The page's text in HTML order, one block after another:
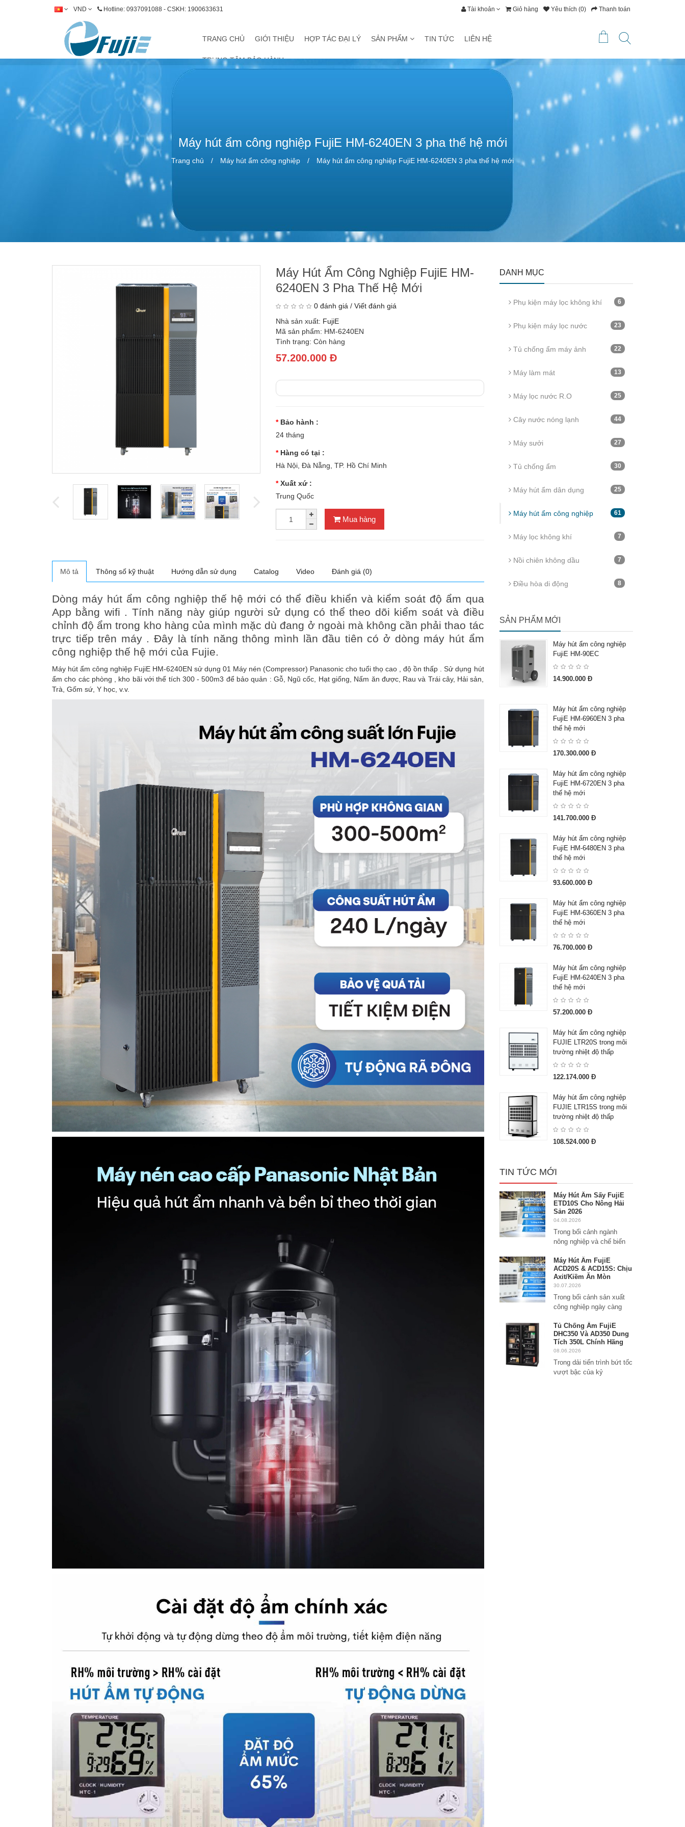
VND Hotline: 0937091088 - CSKH: 1900633631 Tài khoản Giỏ hàng Yêu thích (0) Thanh toán
TRANG CHỦ GIỚI THIỆU HỢP TÁC ĐẠI LÝ SẢN PHẨM TIN TỨC LIÊN HỆ
TRUNG TÂM BẢO HÀNH
Máy hút ẩm công nghiệp FujiE HM-6240EN 3 pha thế hệ mới
Trang chủ Máy hút ẩm công nghiệp Máy hút ẩm công nghiệp FujiE HM-6240EN 3 pha thế hệ mới
Máy Hút Ẩm Công Nghiệp FujiE HM-
6240EN 3 Pha Thế Hệ Mới
0 đánh giá / Viết đánh giá
Nhà sản xuất: FujiE
Mã sản phẩm: HM-6240EN
Tình trạng: Còn hàng
57.200.000 Đ
Bảo hành :
24 tháng
Hàng có tại :
Hà Nội, Đà Nẵng, TP. Hồ Chí Minh
Xuất xứ :
Trung Quốc
Mua hàng
Mô tả Thông số kỹ thuật Hướng dẫn sử dụng Catalog Video Đánh giá (0)
Dòng máy hút ẩm công nghiệp thế hệ mới có thể điều khiển và kiểm soát độ ẩm qua
App bằng wifi . Tính năng này giúp người sử dụng có thể theo dõi kiểm soát và điều
chỉnh độ ẩm trong kho hàng của mình mặc dù đang ở ngoài mà không cần phải thao tác
trực tiếp trên máy . Đây là tính năng thông mình lần đầu tiên có ở dòng máy hút ẩm
công nghiệp thế hệ mới của Fujie.
Máy hút ẩm công nghiệp FujiE HM-6240EN sử dụng 01 Máy nén (Compressor) Panasonic cho tuổi thọ cao , độ ồn thấp . Sử dụng hút
ẩm cho các phòng , kho bãi với thể tích 300 - 500m3 để bảo quản : Gỗ, Ngũ cốc, Hạt giống, Nấm ăn được, Rau và Trái cây, Hải sản,
Trà, Gốm sứ, Y học, v.v.
DANH MỤC
Phụ kiện máy lọc không khí 6
Phụ kiện máy lọc nước 23
Tủ chống ẩm máy ảnh 22
Máy làm mát 13
Máy lọc nước R.O 25
Cây nước nóng lạnh 44
Máy sưởi 27
Tủ chống ẩm 30
Máy hút ẩm dân dụng 25
Máy hút ẩm công nghiệp 61
Máy lọc không khí 7
Nồi chiên không dầu 7
Điều hòa di động 8
SẢN PHẨM MỚI
Máy hút ẩm công nghiệp
FujiE HM-90EC
14.900.000 Đ
Máy hút ẩm công nghiệp
FujiE HM-6960EN 3 pha
thế hệ mới
170.300.000 Đ
Máy hút ẩm công nghiệp
FujiE HM-6720EN 3 pha
thế hệ mới
141.700.000 Đ
Máy hút ẩm công nghiệp
FujiE HM-6480EN 3 pha
thế hệ mới
93.600.000 Đ
Máy hút ẩm công nghiệp
FujiE HM-6360EN 3 pha
thế hệ mới
76.700.000 Đ
Máy hút ẩm công nghiệp
FujiE HM-6240EN 3 pha
thế hệ mới
57.200.000 Đ
Máy hút ẩm công nghiệp
FUJIE LTR20S trong môi
trường nhiệt độ thấp
122.174.000 Đ
Máy hút ẩm công nghiệp
FUJIE LTR15S trong môi
trường nhiệt độ thấp
108.524.000 Đ
TIN TỨC MỚI
Máy Hút Ẩm Sấy FujiE
ETD10S Cho Nông Hải
Sản 2026
04.08.2026
Trong bối cảnh ngành
nông nghiệp và chế biến
Máy Hút Ẩm FujiE
ACD20S & ACD15S: Chịu
Axit/Kiềm Ăn Mòn
30.07.2026
Trong bối cảnh sản xuất
công nghiệp ngày càng
Tủ Chống Ẩm FujiE
DHC350 Và AD350 Dung
Tích 350L Chính Hãng
08.06.2026
Trong dải tiến trình bứt tốc
vượt bậc của kỷ